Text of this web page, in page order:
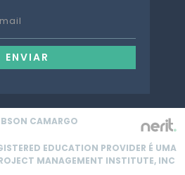
ENVIAR
CAMARGO
EDUCATION PROVIDER É UMA
MANAGEMENT INSTITUTE, INC